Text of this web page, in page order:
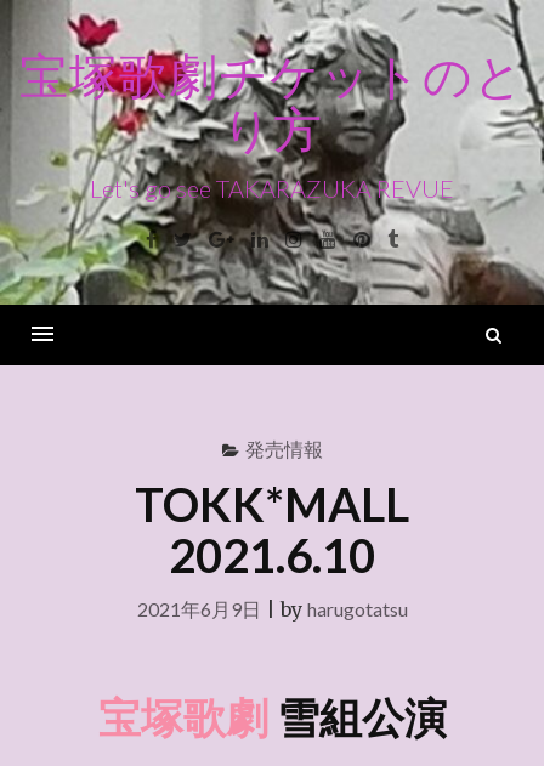
ン
ス
キ
ッ
宝塚歌劇チケットのと
り方
Let's go see TAKARAZUKA REVUE
Facebook
TwitterGoogle+LinkedinInstagram
YoutubePinterest
Tumblr
発売情報
TOKK*MALL
2021.6.10
2021年6月9日 |by harugotatsu
宝塚歌劇 雪組公演